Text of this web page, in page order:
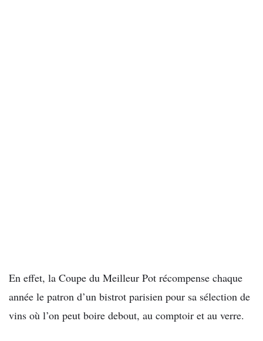
En effet, la Coupe du Meilleur Pot récompense chaque
année le patron d’un bistrot parisien pour sa sélection de
vins où l’on peut boire debout, au comptoir et au verre.